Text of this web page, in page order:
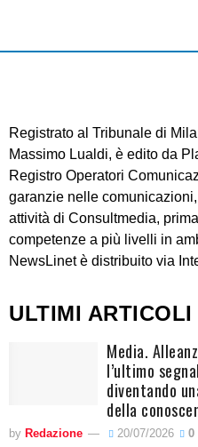
Registrato al Tribunale di
Massimo Lualdi, è edito da
Registro Operatori
garanzie nelle
attività di Consultmedia,
competenze a più livelli in
NewsLinet è distribuito via
ULTIMI ARTICOLI
Media.
l’ultimo
diventando
della
by Redazione 20/07/2026 0